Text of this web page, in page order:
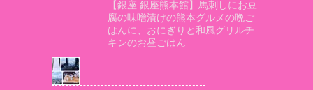
【銀座 銀座熊本館】馬刺しにお豆
腐の味噌漬けの熊本グルメの晩ご
はんに、おにぎりと和風グリルチ
キンのお昼ごはん